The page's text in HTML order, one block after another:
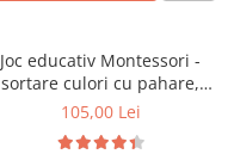
Joc educativ Montessori -
sortare culori cu pahare,
monede și bile
105,00 Lei